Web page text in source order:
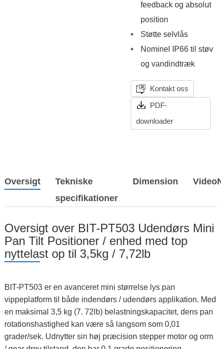
feedback og absolut
position
Støtte selvlås
Nominel IP66 til støv
og vandindtræk
Kontakt oss
PDF-
downloader
Oversigt
Tekniske
specifikationer
Dimension
Oversigt over BIT-PT503 Udendørs Mini
Pan Tilt Positioner / enhed med top
nyttelast op til 3,5kg / 7,72lb
BIT-PT503 er en avanceret mini størrelse lys pan
vippeplatform til både indendørs / udendørs applikation. Med
en maksimal 3,5 kg (7. 72lb) belastningskapacitet, dens pan
rotationshastighed kan være så langsom som 0,01
grader/sek. Udnytter sin høj præcision stepper motor og orm